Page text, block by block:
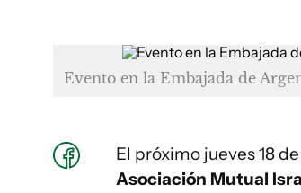
Evento en la Embajada de
El próximo jueves 18
Asociación Mutual